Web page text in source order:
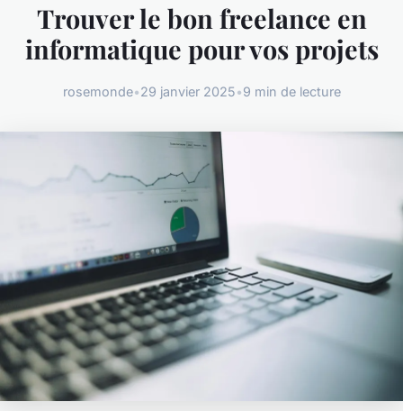
Trouver le bon freelance en
informatique pour vos projets
rosemonde•29 janvier 2025•9 min de lecture